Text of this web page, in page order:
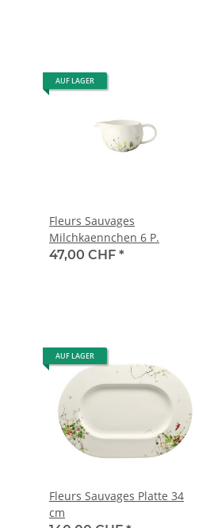
AUF LAGER
Fleurs Sauvages
Milchkaennchen 6 P.
47,00 CHF *
AUF LAGER
Fleurs Sauvages Platte 34
cm